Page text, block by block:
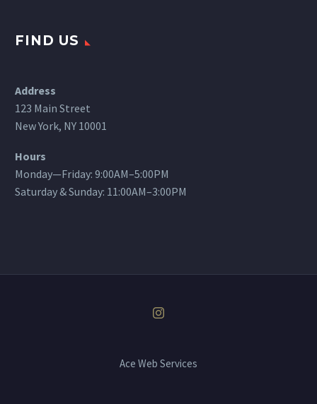
FIND US
Address
123 Main Street
New York, NY 10001
Hours
Monday—Friday: 9:00AM–5:00PM
Saturday & Sunday: 11:00AM–3:00PM
Ace Web Services